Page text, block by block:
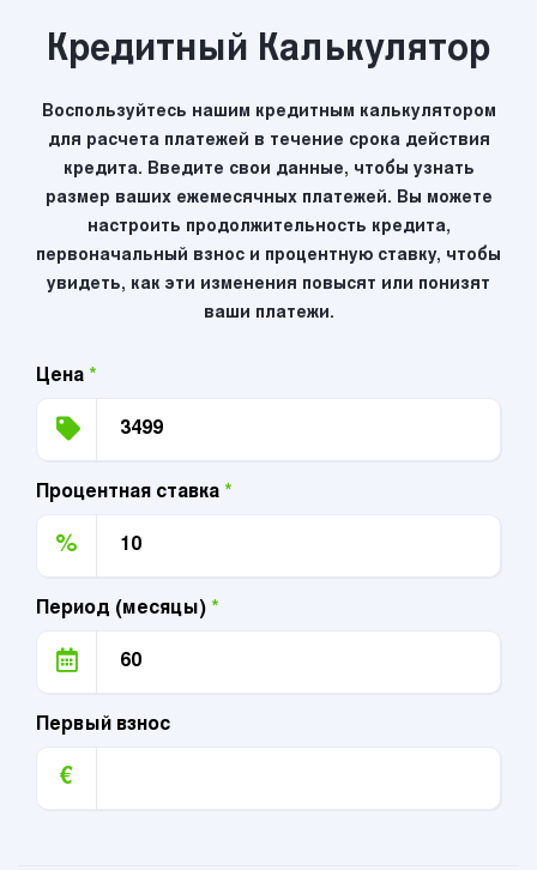
Кредитный Калькулятор
Воспользуйтесь нашим кредитным калькулятором
для расчета платежей в течение срока действия
кредита. Введите свои данные, чтобы узнать
размер ваших ежемесячных платежей. Вы можете
настроить продолжительность кредита,
первоначальный взнос и процентную ставку, чтобы
увидеть, как эти изменения повысят или понизят
ваши платежи.
Цена *
Процентная ставка *
%
Период (месяцы) *
Первый взнос
€